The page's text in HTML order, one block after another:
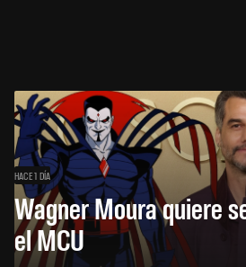
HACE 1 DÍA
Wagner Moura quiere
el MCU